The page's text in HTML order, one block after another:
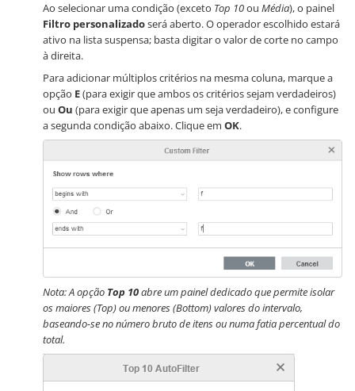
Ao selecionar uma condição (exceto Top 10ou Média), o painel
Filtro personalizadoserá aberto. O operador escolhido estará
ativo na lista suspensa; basta digitar o valor de corte no campo
à direita.
Para adicionar múltiplos critérios na mesma coluna, marque a
opção E(para exigir que ambos os critérios sejam verdadeiros)
ou Ou (para exigir que apenas um seja verdadeiro), e configure
a segunda condição abaixo. Clique em OK.
Nota: A opção Top 10abre um painel dedicado que permite isolar
os maiores (Top) ou menores (Bottom) valores do intervalo,
baseando-se no número bruto de itens ou numa fatia percentual do
total.